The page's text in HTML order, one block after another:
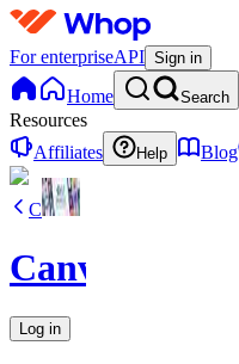
For enterpriseAPI Sign in
Home Search
Resources
Affiliates
Help Blog
C
CanvaVault
Log in